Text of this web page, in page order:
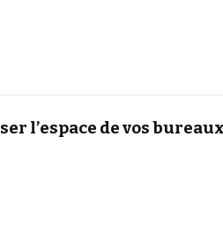
l’espace de vos